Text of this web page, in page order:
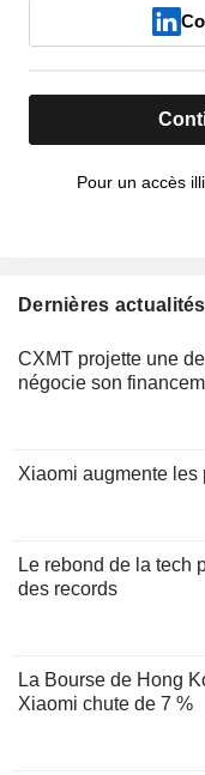
Pour un accès
Dernières
CXMT projette une
négocie son
Xiaomi augmente les
Le rebond de la tech
des records
La Bourse de Hong
Xiaomi chute de 7 %